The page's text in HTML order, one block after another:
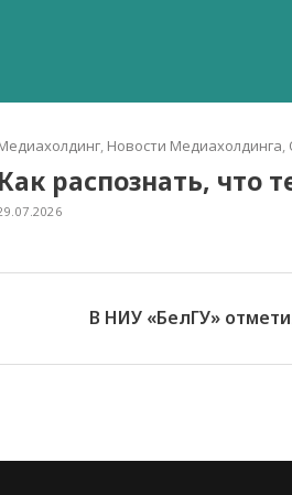
, Новости Медиахолдинга,
Как распознать, что
В НИУ «БелГУ»